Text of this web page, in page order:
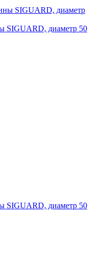
SIGUARD, диаметр 50
SIGUARD, диаметр 50